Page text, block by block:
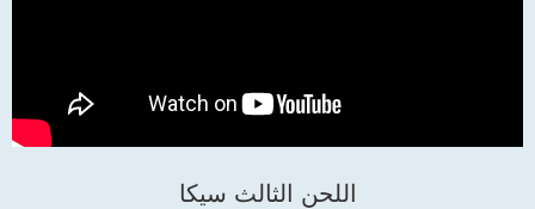
اللحن الثالث سيكا